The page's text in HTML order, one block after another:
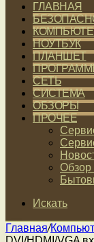
ГЛАВНАЯ
НОУТБУК
ПЛАНШЕТ
СЕТЬ
СИСТЕМА
ОБЗОРЫ
ПРОЧЕЕ
Обзор
Искать
Главная/